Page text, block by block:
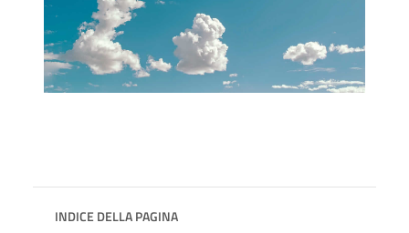
INDICE DELLA PAGINA